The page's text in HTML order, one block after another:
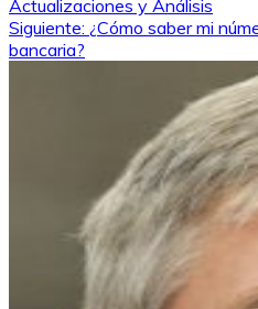
de
entradas
Actualizaciones y Análisis
Siguiente: ¿Cómo saber mi
bancaria?